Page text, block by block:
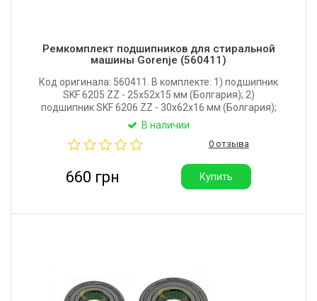
Ремкомплект подшипников для стиральной
машины Gorenje (560411)
Код оригинала: 560411. В комплекте: 1) подшипник
SKF 6205 ZZ - 25x52x15 мм (Болгария); 2)
подшипник SKF 6206 ZZ - 30x62x16 мм (Болгария);
3) сальник WLK 35*62*10 (Тайвань); 4) смазка Hydra
порции.
В наличии
0 отзыва
660 грн Купить